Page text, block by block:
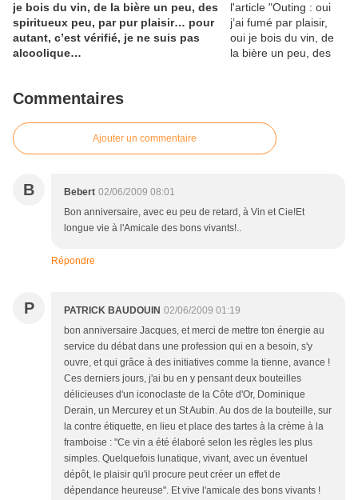
je bois du vin, de la bière un peu, des
spiritueux peu, par pur plaisir… pour
autant, c’est vérifié, je ne suis pas
alcoolique…
Commentaires
Ajouter un commentaire
B Bebert 02/06/2009 08:01
Bon anniversaire, avec eu peu de retard, à Vin et Cie!Et
longue vie à l'Amicale des bons vivants!..
Répondre
P PATRICK BAUDOUIN 02/06/2009 01:19
bon anniversaire Jacques, et merci de mettre ton énergie au
service du débat dans une profession qui en a besoin, s'y
ouvre, et qui grâce à des initiatives comme la tienne, avance !
Ces derniers jours, j'ai bu en y pensant deux bouteilles
délicieuses d'un iconoclaste de la Côte d'Or, Dominique
Derain, un Mercurey et un St Aubin. Au dos de la bouteille, sur
la contre étiquette, en lieu et place des tartes à la crème à la
framboise : "Ce vin a été élaboré selon les règles les plus
simples. Quelquefois lunatique, vivant, avec un éventuel
dépôt, le plaisir qu'il procure peut créer un effet de
dépendance heureuse". Et vive l'amicale des bons vivants !